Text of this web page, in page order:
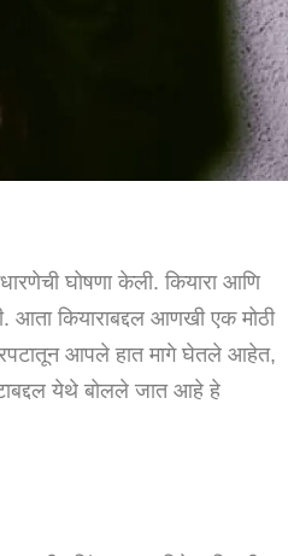
घोषणा केली. कियारा आणि
आता कियाराबद्दल आणखी एक मोठी
आपले हात मागे घेतले आहेत,
येथे बोलले जात आहे हे